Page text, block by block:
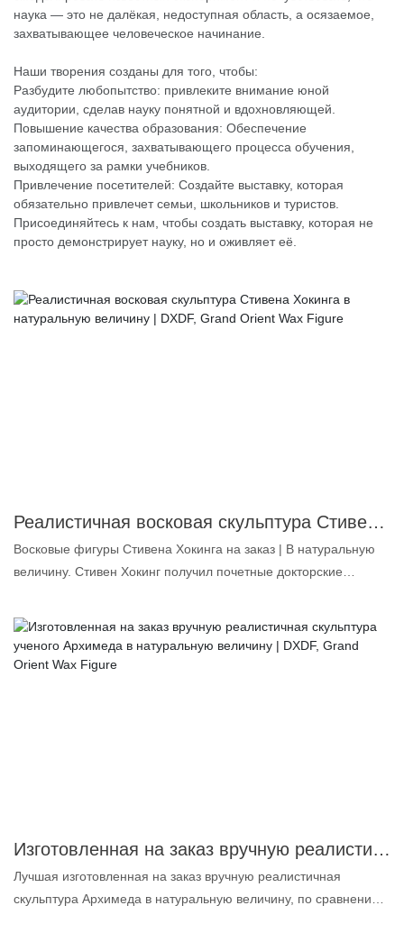
наука — это не далёкая, недоступная область, а осязаемое,
захватывающее человеческое начинание.
Наши творения созданы для того, чтобы:
Разбудите любопытство: привлеките внимание юной
аудитории, сделав науку понятной и вдохновляющей.
Повышение качества образования: Обеспечение
запоминающегося, захватывающего процесса обучения,
выходящего за рамки учебников.
Привлечение посетителей: Создайте выставку, которая
обязательно привлечет семьи, школьников и туристов.
Присоединяйтесь к нам, чтобы создать выставку, которая не
просто демонстрирует науку, но и оживляет её.
Реалистичная восковая скульптура Стивена Хокинга в натуральную величину | DXDF, Grand Orient Wax Figure
Восковые фигуры Стивена Хокинга на заказ | В натуральную
величину. Стивен Хокинг получил почетные докторские
стран мира. Цель создания этой восковой фигуры —
увековечить память об этом великом ученом и позволить
будущим поколениям узнать о нем больше и следовать его
также хотите заказать сверхреалистичную восковую фигуру,
желаемой восковой фигуры, и мы создадим для вас
максимально точное изображение. Если вас интересует
Изготовленная на заказ вручную реалистичная скульптура ученого Архимеда в натуральную величину | DXDF, Grand Orient Wax Figure
Лучшая изготовленная на заказ вручную реалистичная
скульптура Архимеда в натуральную величину, по сравнению